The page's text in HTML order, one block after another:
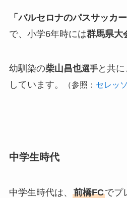
「バルセロナのパスサッカー
で、小学6年時には群馬県大
幼馴染の柴山昌也選手と共
しています。
（参照： セレッ
中学生時代
中学生時代は、 前橋FCでプ